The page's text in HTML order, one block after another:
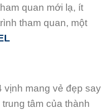
quan mới lạ, ít
tham quan, một
mang vẻ đẹp say
trung tâm của thành